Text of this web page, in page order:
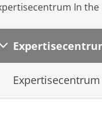
In the
Expertisecentrum